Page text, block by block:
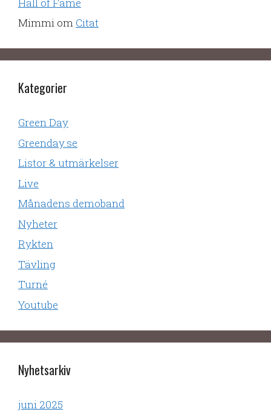
Mimmi om Citat
Kategorier
Green Day
Greenday.se
Listor & utmärkelser
Live
Månadens demoband
Nyheter
Rykten
Tävling
Turné
Youtube
Nyhetsarkiv
juni 2025